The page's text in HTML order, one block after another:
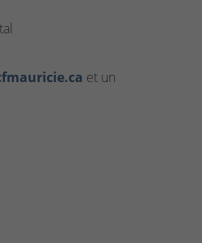
et un